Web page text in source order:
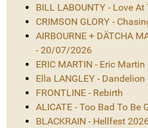
BILL LABOUNTY - Love
CRIMSON GLORY -
AIRBOURNE + DÄTCHA
- 20/07/2026
ERIC MARTIN - Eric
Ella LANGLEY -
FRONTLINE - Rebirth
ALICATE - Too Bad To Be
BLACKRAIN - Hellfest